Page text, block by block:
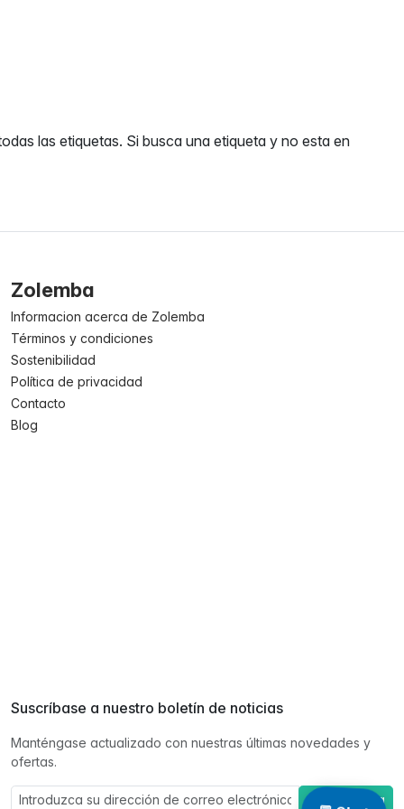
las etiquetas. Si busca una etiqueta y no esta en
Zolemba
Informacion acerca de Zolemba
Términos y condiciones
Sostenibilidad
Política de privacidad
Contacto
Blog
Suscríbase a nuestro boletín de noticias
Manténgase actualizado con nuestras últimas novedades y
ofertas.
Suscríbase a